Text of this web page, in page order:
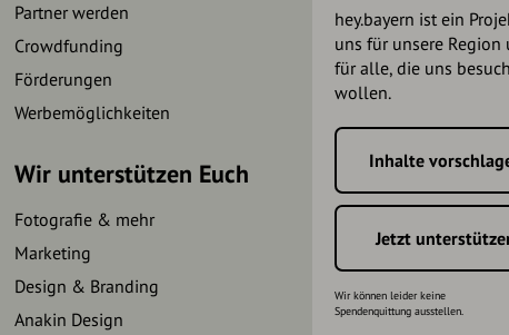
Partner werden
Crowdfunding
Förderungen
Werbemöglichkeiten
Wir unterstützen Euch
Fotografie & mehr
Marketing
Design & Branding
Anakin Design
hey.bayern ist ein
uns für unsere Region
für alle, die uns
wollen.
Inhalte
Jetzt
Wir können leider keine
Spendenquittung ausstellen.